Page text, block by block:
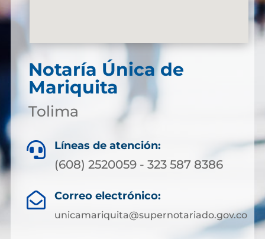
Notaría Única de
Mariquita
Tolima
 Líneas de atención:
(608) 2520059 - 323 587 8386
 Correo electrónico:
unicamariquita@supernotariado.gov.co